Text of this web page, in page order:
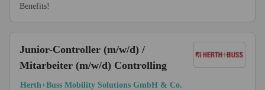
Benefits!
Junior-Controller (m/w/d) /
Mitarbeiter (m/w/d) Controlling
Herth+Buss Mobility Solutions GmbH & Co.